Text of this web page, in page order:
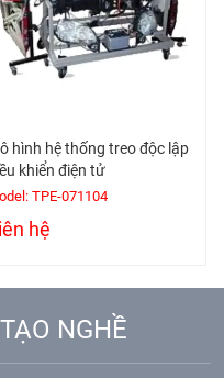
hình hệ thống treo độc lập
khiển điện tử
TPE-071104
hệ
NGHỀ